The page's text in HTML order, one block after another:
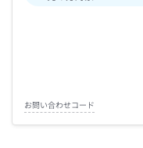
お問い合わせコード